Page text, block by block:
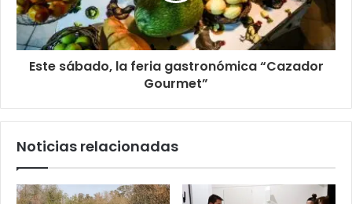
Este sábado, la feria gastronómica “Cazador
Gourmet”
Noticias relacionadas